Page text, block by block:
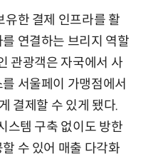
유한 결제 인프라를 활
연결하는 브리지 역할
관광객은 자국에서 사
서울페이 가맹점에서
결제할 수 있게 됐다.
스템 구축 없이도 방한
수 있어 매출 다각화